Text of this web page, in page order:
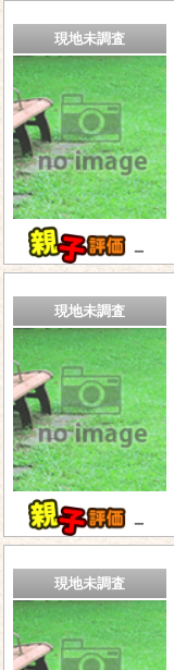
現地未調査
－
現地未調査
－
現地未調査